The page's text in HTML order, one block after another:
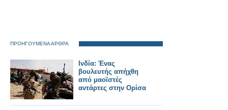
ΠΡΟΗΓΟΥΜΕΝΑ ΑΡΘΡΑ
Ινδία: Ένας
βουλευτής απήχθη
από μαοϊστές
αντάρτες στην Ορίσα